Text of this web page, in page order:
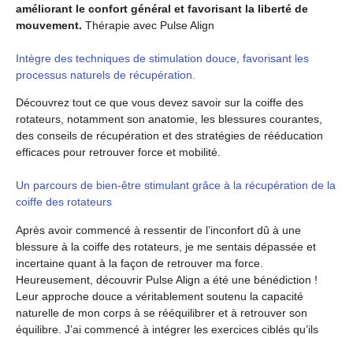
améliorant le confort général et favorisant la liberté de
mouvement. Thérapie avec Pulse Align
Intègre des techniques de stimulation douce, favorisant les
processus naturels de récupération.
Découvrez tout ce que vous devez savoir sur la coiffe des
rotateurs, notamment son anatomie, les blessures courantes,
des conseils de récupération et des stratégies de rééducation
efficaces pour retrouver force et mobilité.
Un parcours de bien-être stimulant grâce à la récupération de la
coiffe des rotateurs
Après avoir commencé à ressentir de l’inconfort dû à une
blessure à la coiffe des rotateurs, je me sentais dépassée et
incertaine quant à la façon de retrouver ma force.
Heureusement, découvrir Pulse Align a été une bénédiction !
Leur approche douce a véritablement soutenu la capacité
naturelle de mon corps à se rééquilibrer et à retrouver son
équilibre. J’ai commencé à intégrer les exercices ciblés qu’ils